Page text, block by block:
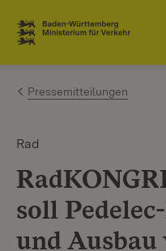
Zum Inhalt springen
Link zur Startseite
Pressemitteilungen
Rad
soll
und